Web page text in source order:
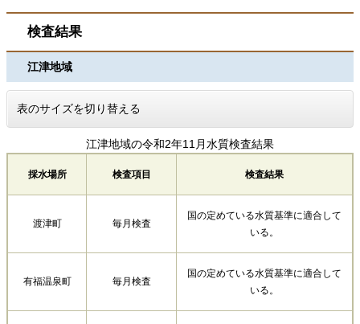
検査結果
江津地域
表のサイズを切り替える
江津地域の令和2年11月水質検査結果
採水場所 検査項目 検査結果
渡津町 毎月検査
国の定めている水質基準に適合して
いる。
有福温泉町 毎月検査
国の定めている水質基準に適合して
いる。